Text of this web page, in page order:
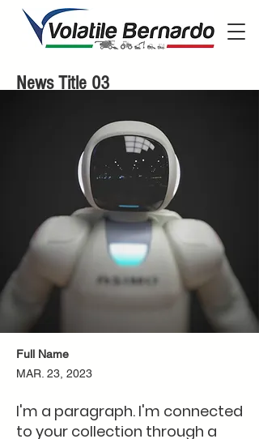
Full Name
MAR. 23, 2023
I'm a paragraph. I'm connected
to your collection through a
News Title 03